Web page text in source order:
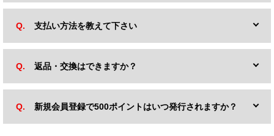
支払い方法を教えて下さい
返品・交換はできますか？
新規会員登録で500ポイントはいつ発行されますか？